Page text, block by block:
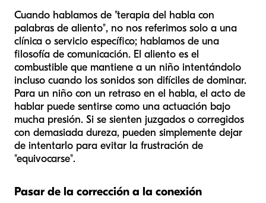
Cuando hablamos de "terapia del habla con
palabras de aliento", no nos referimos solo a una
clínica o servicio específico; hablamos de una
filosofía de comunicación. El aliento es el
combustible que mantiene a un niño intentándolo
incluso cuando los sonidos son difíciles de dominar.
Para un niño con un retraso en el habla, el acto de
hablar puede sentirse como una actuación bajo
mucha presión. Si se sienten juzgados o corregidos
con demasiada dureza, pueden simplemente dejar
de intentarlo para evitar la frustración de
"equivocarse".
Pasar de la corrección a la conexión